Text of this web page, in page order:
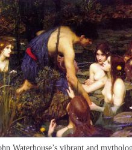
Waterhouse’s vibrant and